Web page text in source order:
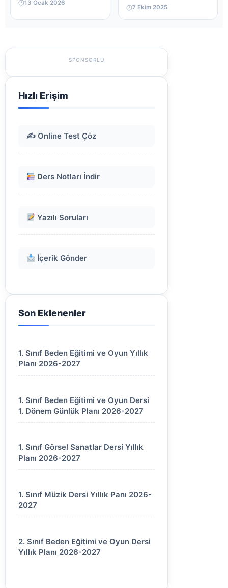
13 Ocak 2026
7 Ekim 2025
SPONSORLU
Hızlı Erişim
✍️ Online Test Çöz
Ders Notları İndir
Yazılı Soruları
İçerik Gönder
Son Eklenenler
1. Sınıf Beden Eğitimi ve Oyun Yıllık
Planı 2026-2027
1. Sınıf Beden Eğitimi ve Oyun Dersi
1. Dönem Günlük Planı 2026-2027
1. Sınıf Görsel Sanatlar Dersi Yıllık
Planı 2026-2027
1. Sınıf Müzik Dersi Yıllık Panı 2026-
2027
2. Sınıf Beden Eğitimi ve Oyun Dersi
Yıllık Planı 2026-2027